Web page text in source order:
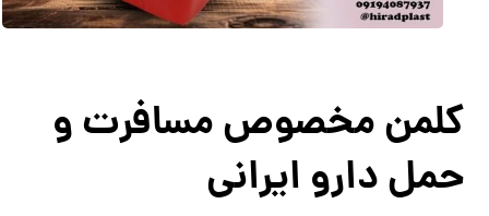
کلمن مخصوص مسافرت و
حمل دارو ایرانی